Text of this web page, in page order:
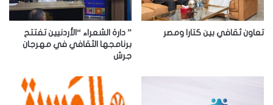
ت
ر
تعاون ثقافي بين كتارا ومصر
” دارة الشعراء “الأردنيين تفتتح
برنامجها الثقافي في مهرجان
جرش